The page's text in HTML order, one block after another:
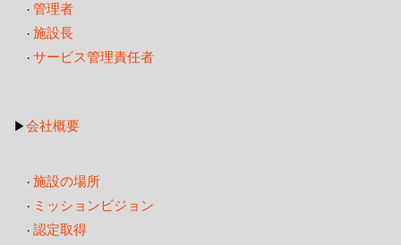
・ 管理者
・ 施設長
・ サービス管理責任者
▶会社概要
・ 施設の場所
・ ミッションビジョン
・ 認定取得